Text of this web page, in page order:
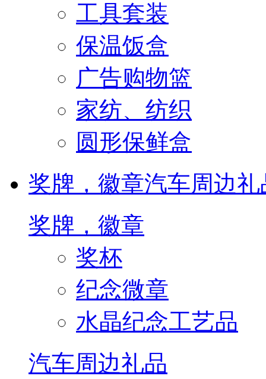
工具套装
保温饭盒
广告购物篮
家纺、纺织
圆形保鲜盒
奖牌，徽章汽车周边礼
奖牌，徽章
奖杯
纪念微章
水晶纪念工艺品
汽车周边礼品